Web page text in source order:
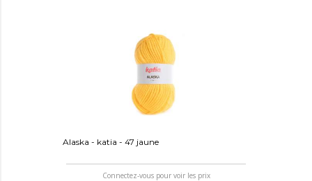
Alaska - katia - 47 jaune
Connectez-vous pour voir les prix